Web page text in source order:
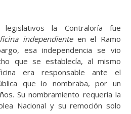
la Contraloría fue
independienteen el Ramo
esa independencia se vio
que se establecía, al mismo
era responsable ante el
que lo nombraba, por un
Su nombramiento requería la
Nacional y su remoción solo